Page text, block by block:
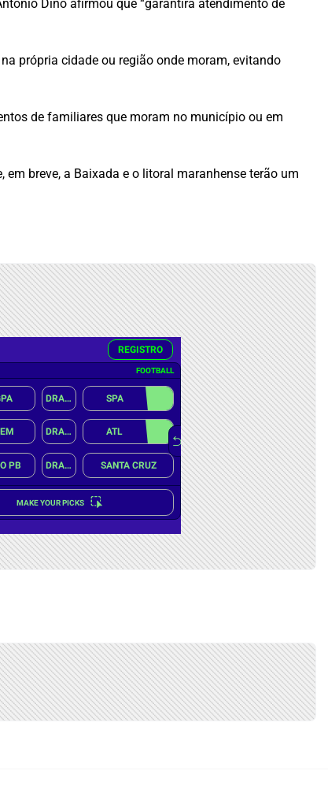
Dino afirmou que “garantirá atendimento de
própria cidade ou região onde moram, evitando
de familiares que moram no município ou em
breve, a Baixada e o litoral maranhense terão um